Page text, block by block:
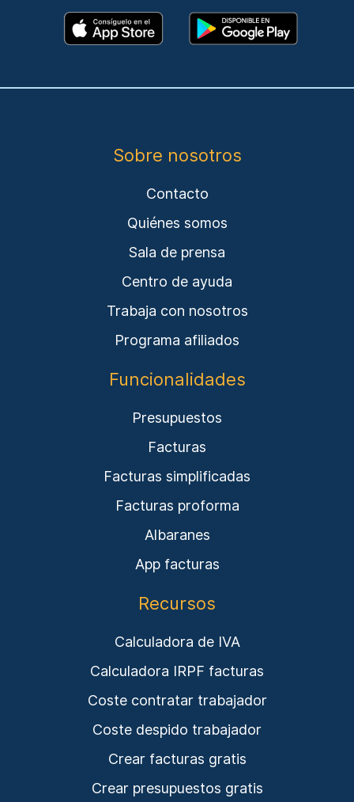
Sobre nosotros
Contacto
Quiénes somos
Sala de prensa
Centro de ayuda
Trabaja con nosotros
Programa afiliados
Funcionalidades
Presupuestos
Facturas
Facturas simplificadas
Facturas proforma
Albaranes
App facturas
Recursos
Calculadora de IVA
Calculadora IRPF facturas
Coste contratar trabajador
Coste despido trabajador
Crear facturas gratis
Crear presupuestos gratis